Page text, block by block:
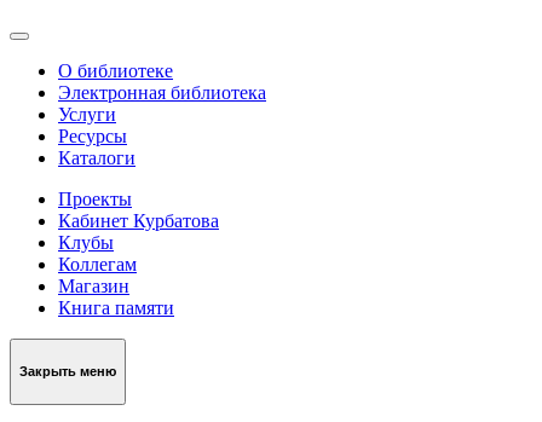
О библиотеке
Электронная библиотека
Услуги
Ресурсы
Каталоги
Проекты
Кабинет Курбатова
Клубы
Коллегам
Магазин
Книга памяти
Закрыть меню